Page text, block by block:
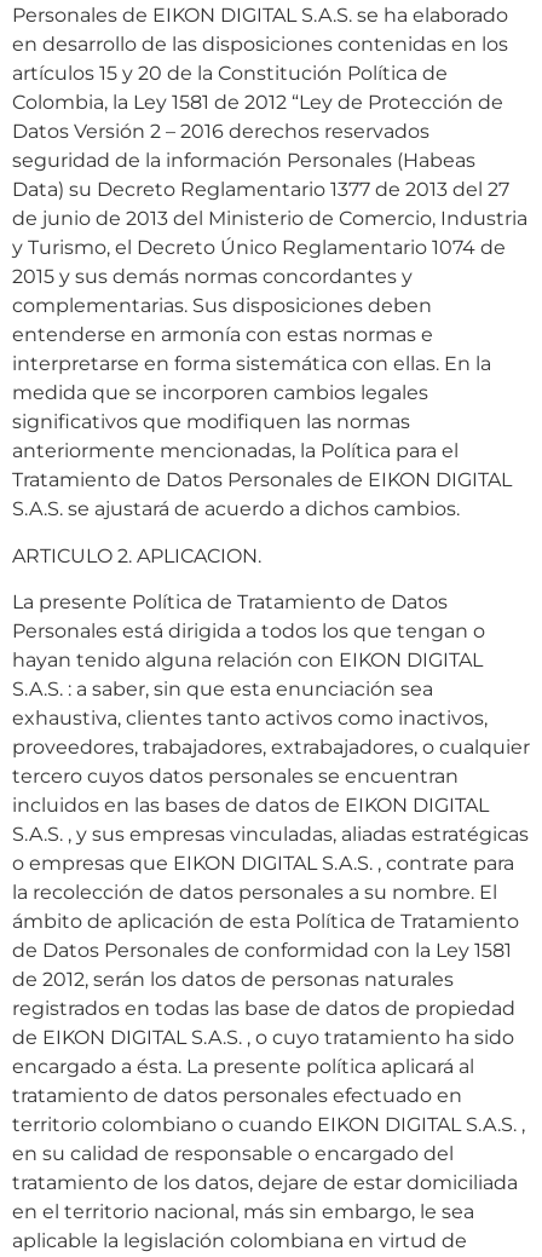
Personales de EIKON DIGITAL S.A.S. se ha elaborado
en desarrollo de las disposiciones contenidas en los
artículos 15 y 20 de la Constitución Política de
Colombia, la Ley 1581 de 2012 “Ley de Protección de
Datos Versión 2 – 2016 derechos reservados
seguridad de la información Personales (Habeas
Data) su Decreto Reglamentario 1377 de 2013 del 27
de junio de 2013 del Ministerio de Comercio, Industria
y Turismo, el Decreto Único Reglamentario 1074 de
2015 y sus demás normas concordantes y
complementarias. Sus disposiciones deben
entenderse en armonía con estas normas e
interpretarse en forma sistemática con ellas. En la
medida que se incorporen cambios legales
significativos que modifiquen las normas
anteriormente mencionadas, la Política para el
Tratamiento de Datos Personales de EIKON DIGITAL
S.A.S. se ajustará de acuerdo a dichos cambios.
ARTICULO 2. APLICACION.
La presente Política de Tratamiento de Datos
Personales está dirigida a todos los que tengan o
hayan tenido alguna relación con EIKON DIGITAL
S.A.S. : a saber, sin que esta enunciación sea
exhaustiva, clientes tanto activos como inactivos,
proveedores, trabajadores, extrabajadores, o cualquier
tercero cuyos datos personales se encuentran
incluidos en las bases de datos de EIKON DIGITAL
S.A.S. , y sus empresas vinculadas, aliadas estratégicas
o empresas que EIKON DIGITAL S.A.S. , contrate para
la recolección de datos personales a su nombre. El
ámbito de aplicación de esta Política de Tratamiento
de Datos Personales de conformidad con la Ley 1581
de 2012, serán los datos de personas naturales
registrados en todas las base de datos de propiedad
de EIKON DIGITAL S.A.S. , o cuyo tratamiento ha sido
encargado a ésta. La presente política aplicará al
tratamiento de datos personales efectuado en
territorio colombiano o cuando EIKON DIGITAL S.A.S. ,
en su calidad de responsable o encargado del
tratamiento de los datos, dejare de estar domiciliada
en el territorio nacional, más sin embargo, le sea
aplicable la legislación colombiana en virtud de